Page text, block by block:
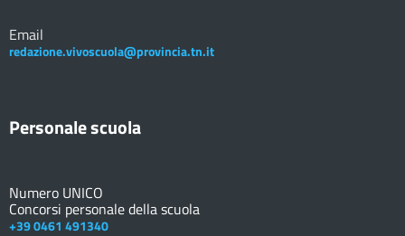
Email
redazione.vivoscuola@provincia.tn.it
Personale scuola
Numero UNICO
Concorsi personale della scuola
+39 0461 491340